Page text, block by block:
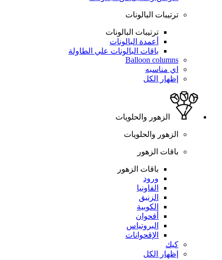
ترتيبات البالونات
ترتيبات البالونات
أعمدة البالونات
باقات البالونات علي الطاولة
Balloon columns
اي مناسبه
إظهار الكل
الزهور والحلويات
الزهور والحلويات
باقات الزهور
باقات الزهور
ورود
الفاونيا
الزنبق
الكوبية
أقحوان
البروتياس
الإقحوانات
كيك
إظهار الكل